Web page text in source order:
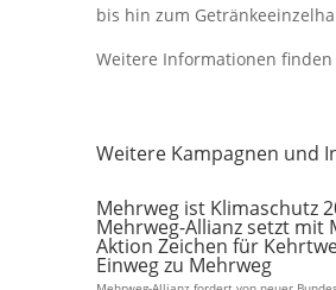
bis hin zum
Weitere Informationen finden
Weitere Kampagnen und
Mehrweg ist Klimaschutz
Mehrweg-Allianz setzt mit
Aktion Zeichen für
Einweg zu Mehrweg